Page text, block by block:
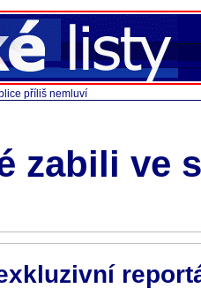
příliš nemluví
zabili ve